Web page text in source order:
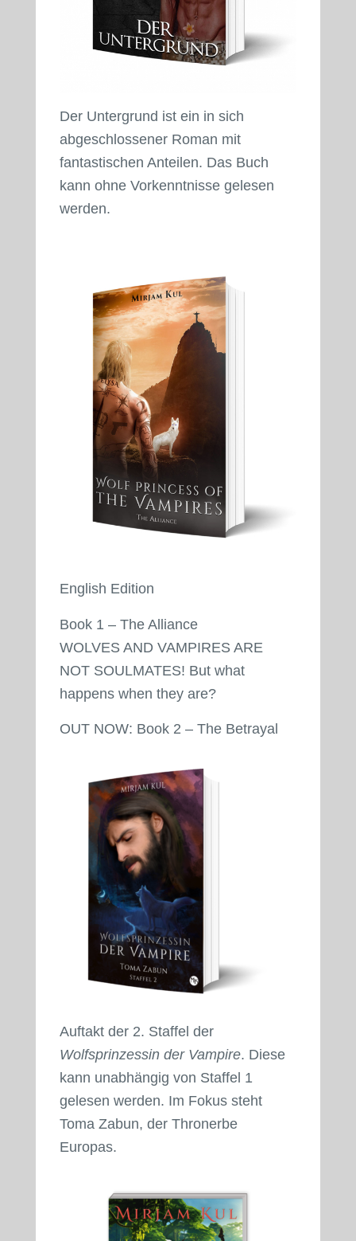
Der Untergrund ist ein in sich
abgeschlossener Roman mit
fantastischen Anteilen. Das Buch
kann ohne Vorkenntnisse gelesen
werden.
English Edition
Book 1 – The Alliance
WOLVES AND VAMPIRES ARE
NOT SOULMATES! But what
happens when they are?
OUT NOW: Book 2 – The Betrayal
Auftakt der 2. Staffel der
Wolfsprinzessin der Vampire. Diese
kann unabhängig von Staffel 1
gelesen werden. Im Fokus steht
Toma Zabun, der Thronerbe
Europas.